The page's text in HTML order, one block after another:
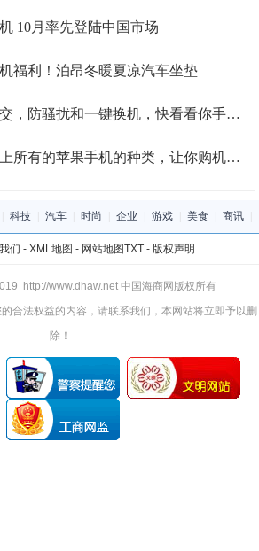
10月率先登陆中国市场
福利！泊昂冬暖夏凉汽车坐垫
骚扰和一键换机，快看看你手机有这些功能没？
的苹果手机的种类，让你购机做到心中有数！
科技 汽车 时尚 企业 游戏 美食 商讯
们 - XML地图 - 网站地图TXT- 版权声明
http://www.dhaw.net 中国海商网版权所有
合法权益的内容，请联系我们，本网站将立即予以删
除！